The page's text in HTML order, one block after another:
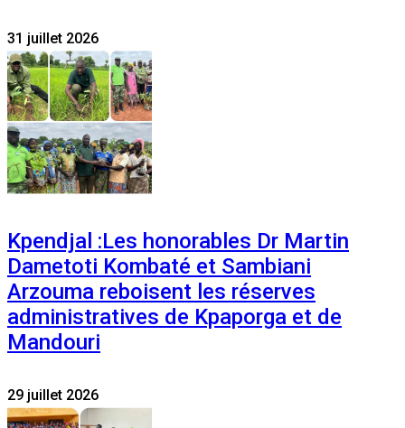
31 juillet 2026
Kpendjal :Les honorables Dr Martin
Dametoti Kombaté et Sambiani
Arzouma reboisent les réserves
administratives de Kpaporga et de
Mandouri
29 juillet 2026